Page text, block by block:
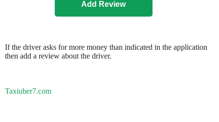
If the driver asks for more money than indicated in the application
then add a review about the driver.
Taxiuber7.com